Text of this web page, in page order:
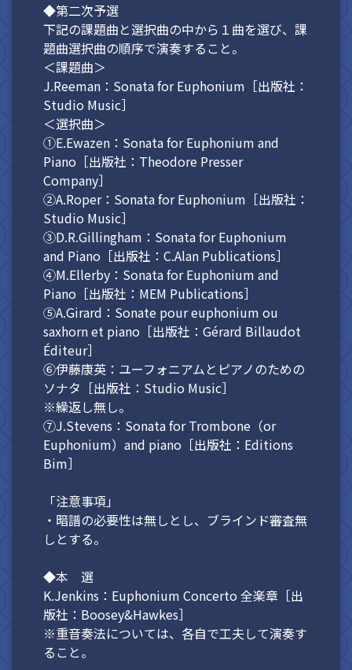
◆第二次予選
下記の課題曲と選択曲の中から１曲を選び、課
題曲選択曲の順序で演奏すること。
＜課題曲＞
J.Reeman：Sonata for Euphonium［出版社：
Studio Music］
＜選択曲＞
①E.Ewazen：Sonata for Euphonium and
Piano［出版社：Theodore Presser
Company］
②A.Roper：Sonata for Euphonium［出版社：
Studio Music］
③D.R.Gillingham：Sonata for Euphonium
and Piano［出版社：C.Alan Publications］
④M.Ellerby：Sonata for Euphonium and
Piano［出版社：MEM Publications］
⑤A.Girard：Sonate pour euphonium ou
saxhorn et piano［出版社：Gérard Billaudot
Éditeur］
⑥伊藤康英：ユーフォニアムとピアノのための
ソナタ［出版社：Studio Music］
※繰返し無し。
⑦J.Stevens：Sonata for Trombone（or
Euphonium）and piano［出版社：Editions
Bim］
「注意事項」
・暗譜の必要性は無しとし、ブラインド審査無
しとする。
◆本 選
K.Jenkins：Euphonium Concerto 全楽章［出
版社：Boosey&Hawkes］
※重音奏法については、各自で工夫して演奏す
ること。